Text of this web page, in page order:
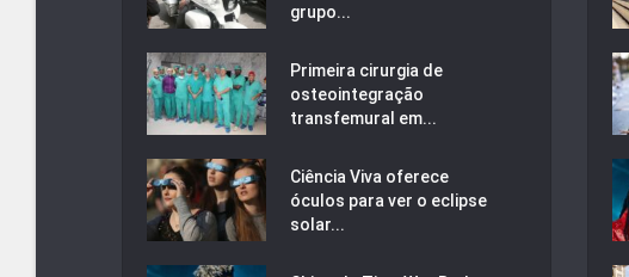
grupo...
Primeira cirurgia de
osteointegração
transfemural em...
Ciência Viva oferece
óculos para ver o eclipse
solar...